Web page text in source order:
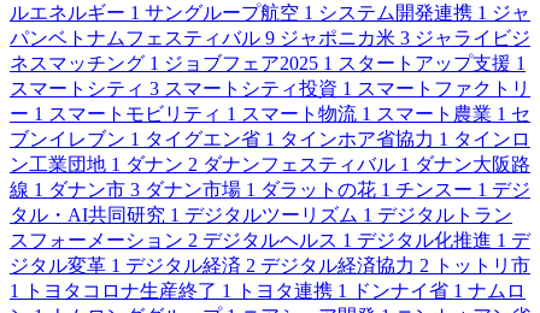
ルエネルギー 1 サングループ航空 1 システム開発連携 1 ジャ
パンベトナムフェスティバル 9 ジャポニカ米 3 ジャライビジ
ネスマッチング 1 ジョブフェア2025 1 スタートアップ支援 1
スマートシティ 3 スマートシティ投資 1 スマートファクトリ
ー 1 スマートモビリティ 1 スマート物流 1 スマート農業 1 セ
ブンイレブン 1 タイグエン省 1 タインホア省協力 1 タインロ
ン工業団地 1 ダナン 2 ダナンフェスティバル 1 ダナン大阪路
線 1 ダナン市 3 ダナン市場 1 ダラットの花 1 チンスー 1 デジ
タル・AI共同研究 1 デジタルツーリズム 1 デジタルトラン
スフォーメーション 2 デジタルヘルス 1 デジタル化推進 1 デ
ジタル変革 1 デジタル経済 2 デジタル経済協力 2
トットリ市
1
トヨタコロナ生産終了 1 トヨタ連携 1 ドンナイ省 1 ナムロ